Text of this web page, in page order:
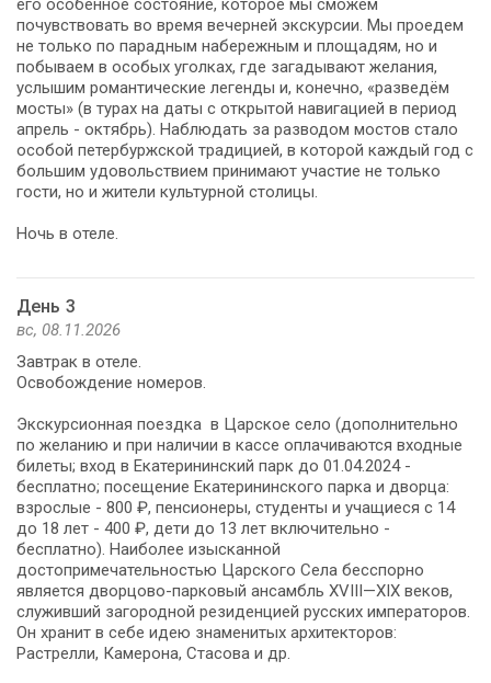
почувствовать во время вечерней экскурсии. Мы проедем
не только по парадным набережным и площадям, но и
побываем в особых уголках, где загадывают желания,
услышим романтические легенды и, конечно, «разведём
мосты» (в турах на даты с открытой навигацией в период
апрель - октябрь). Наблюдать за разводом мостов стало
особой петербуржской традицией, в которой каждый год с
большим удовольствием принимают участие не только
гости, но и жители культурной столицы.
Ночь в отеле.
День 3
вс, 08.11.2026
Завтрак в отеле.
Освобождение номеров.
Экскурсионная поездка в Царское село (дополнительно
по желанию и при наличии в кассе оплачиваются входные
билеты; вход в Екатерининский парк до 01.04.2024 -
бесплатно; посещение Екатерининского парка и дворца:
взрослые - 800 ₽, пенсионеры, студенты и учащиеся с 14
до 18 лет - 400 ₽, дети до 13 лет включительно -
бесплатно). Наиболее изысканной
достопримечательностью Царского Села бесспорно
является дворцово-парковый ансамбль XVIII—XIX веков,
служивший загородной резиденцией русских императоров.
Он хранит в себе идею знаменитых архитекторов:
Растрелли, Камерона, Стасова и др.